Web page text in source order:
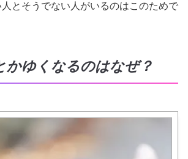
とそうでない人がいるのはこのためで
かゆくなるのはなぜ？